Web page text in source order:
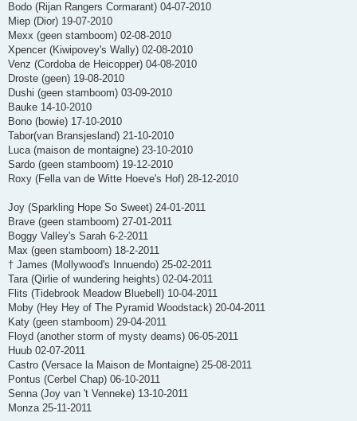
Bodo (Rijan Rangers Cormarant) 04-07-2010
Miep (Dior) 19-07-2010
Mexx (geen stamboom) 02-08-2010
Xpencer (Kiwipovey's Wally) 02-08-2010
Venz (Cordoba de Heicopper) 04-08-2010
Droste (geen) 19-08-2010
Dushi (geen stamboom) 03-09-2010
Bauke 14-10-2010
Bono (bowie) 17-10-2010
Tabor(van Bransjesland) 21-10-2010
Luca (maison de montaigne) 23-10-2010
Sardo (geen stamboom) 19-12-2010
Roxy (Fella van de Witte Hoeve's Hof) 28-12-2010
Joy (Sparkling Hope So Sweet) 24-01-2011
Brave (geen stamboom) 27-01-2011
Boggy Valley's Sarah 6-2-2011
Max (geen stamboom) 18-2-2011
† James (Mollywood's Innuendo) 25-02-2011
Tara (Qirlie of wundering heights) 02-04-2011
Flits (Tidebrook Meadow Bluebell) 10-04-2011
Moby (Hey Hey of The Pyramid Woodstack) 20-04-2011
Katy (geen stamboom) 29-04-2011
Floyd (another storm of mysty deams) 06-05-2011
Huub 02-07-2011
Castro (Versace la Maison de Montaigne) 25-08-2011
Pontus (Cerbel Chap) 06-10-2011
Senna (Joy van 't Venneke) 13-10-2011
Monza 25-11-2011